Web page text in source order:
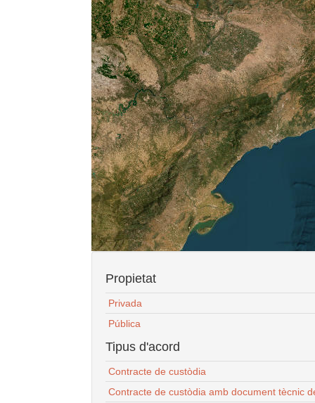
Propietat
Privada
Pública
Tipus d'acord
Contracte de custòdia
Contracte de custòdia amb document tècnic